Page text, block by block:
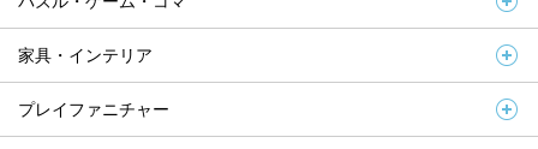
家具・インテリア
プレイファニチャー